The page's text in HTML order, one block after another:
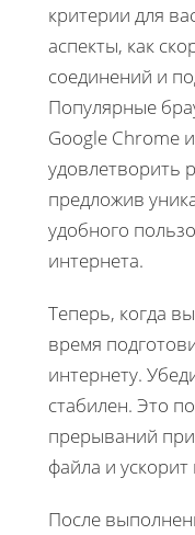
критерии для
аспекты, как
соединений и
Популярные
Google Chrome
удовлетворить
предложив
удобного
интернета.
Теперь, когда
время
интернету.
стабилен. Это
прерываний при
файла и
После